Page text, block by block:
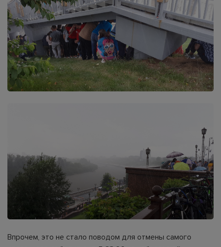
Впрочем, это не стало поводом для отмены самого